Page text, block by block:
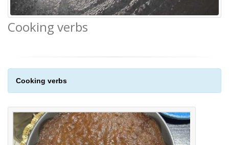
Cooking verbs
Cooking verbs